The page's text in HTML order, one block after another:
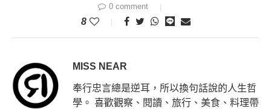
0 comment
8
MISS NEAR
奉行忠言總是逆耳，所以換句話說的人生哲
學。 喜歡觀察、閱讀、旅行、美食、料理帶